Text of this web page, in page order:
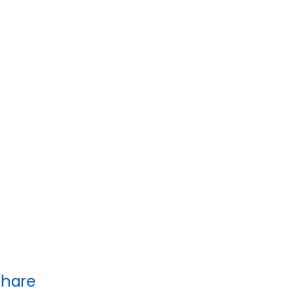
ঝামেলা, ক্যান্সার, ওস্তাদ ও পরকীয়া।
ও থ্রিলার ক্যাটাগরির, পড়তে বসলে শেষ না